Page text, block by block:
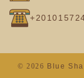
© 2026 Blue